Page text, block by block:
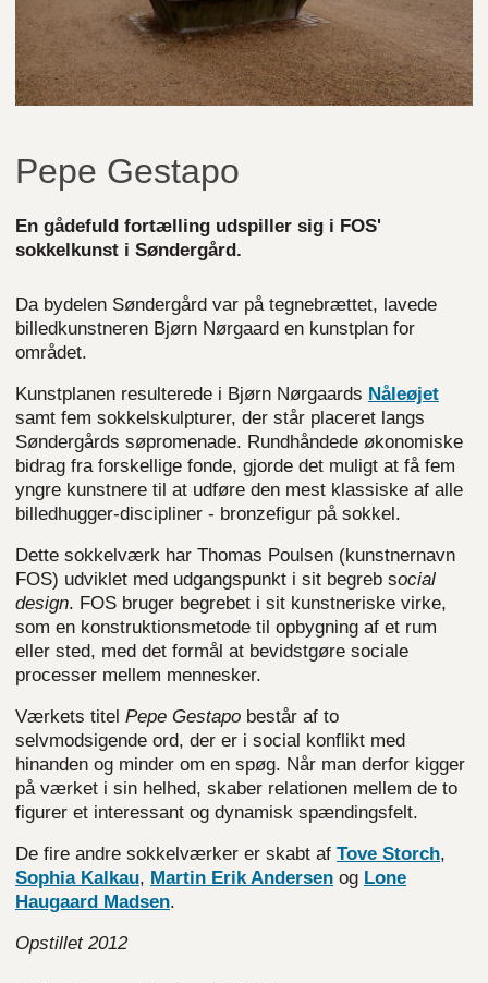
Pepe Gestapo
En gådefuld fortælling udspiller sig i FOS'
sokkelkunst i Søndergård.
Da bydelen Søndergård var på tegnebrættet, lavede
billedkunstneren Bjørn Nørgaard en kunstplan for
området.
Kunstplanen resulterede i Bjørn Nørgaards Nåleøjet
samt fem sokkelskulpturer, der står placeret langs
Søndergårds søpromenade. Rundhåndede økonomiske
bidrag fra forskellige fonde, gjorde det muligt at få fem
yngre kunstnere til at udføre den mest klassiske af alle
billedhugger-discipliner - bronzefigur på sokkel.
Dette sokkelværk har Thomas Poulsen (kunstnernavn
FOS) udviklet med udgangspunkt i sit begreb social
design. FOS bruger begrebet i sit kunstneriske virke,
som en konstruktionsmetode til opbygning af et rum
eller sted, med det formål at bevidstgøre sociale
processer mellem mennesker.
Værkets titel Pepe Gestapo består af to
selvmodsigende ord, der er i social konflikt med
hinanden og minder om en spøg. Når man derfor kigger
på værket i sin helhed, skaber relationen mellem de to
figurer et interessant og dynamisk spændingsfelt.
De fire andre sokkelværker er skabt af Tove Storch,
Sophia Kalkau, Martin Erik Andersen og Lone
Haugaard Madsen.
Opstillet 2012